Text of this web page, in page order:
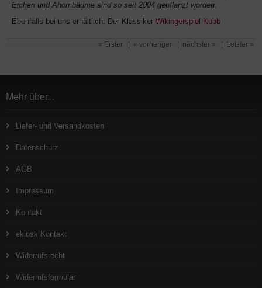
Eichen und Ahornbäume sind so seit 2004 gepflanzt worden.
Ebenfalls bei uns erhältlich: Der Klassiker Wikingerspiel Kubb
« Erster « vorheriger nächster » Letzter »
Mehr über...
Liefer- und Versandkosten
Datenschutz
AGB
Impressum
Kontakt
ekiosk Kontakt
Widerrufsrecht
Widerrufsformular